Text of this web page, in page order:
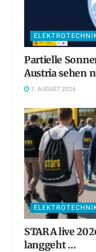
Partielle
Austria sehen
7. AUGUST 2026
STARA live
langgeht …